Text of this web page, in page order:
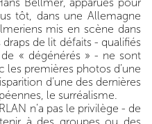
tôt, dans une Allemagne
mis en scène dans
de lit défaits - qualifiés
« dégénérés » - ne sont
les premières photos d’une
d’une des dernières
le surréalisme.
n’a pas le privilège - de